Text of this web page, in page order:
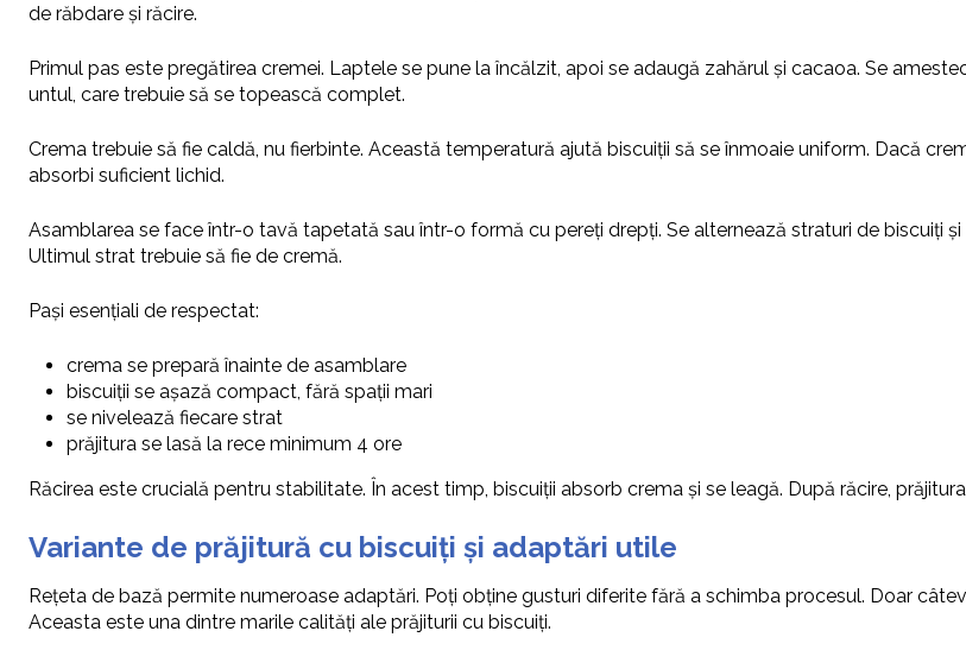
de răbdare și răcire.
Primul pas este pregătirea cremei. Laptele se pune la încălzit, apoi se adaugă zahărul și cacaoa. Se
untul, care trebuie să se topească complet.
Crema trebuie să fie caldă, nu fierbinte. Această temperatură ajută biscuiții să se înmoaie uniform. Dacă
absorbi suficient lichid.
Asamblarea se face într-o tavă tapetată sau într-o formă cu pereți drepți. Se alternează straturi de biscuiți
Ultimul strat trebuie să fie de cremă.
Pași esențiali de respectat:
crema se prepară înainte de asamblare
biscuiții se așază compact, fără spații mari
se nivelează fiecare strat
prăjitura se lasă la rece minimum 4 ore
Răcirea este crucială pentru stabilitate. În acest timp, biscuiții absorb crema și se leagă. După răcire,
Variante de prăjitură cu biscuiți și adaptări utile
Rețeta de bază permite numeroase adaptări. Poți obține gusturi diferite fără a schimba procesul. Doar
Aceasta este una dintre marile calități ale prăjiturii cu biscuiți.